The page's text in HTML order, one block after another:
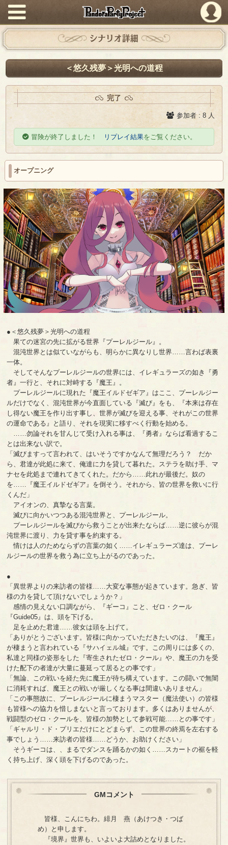
PandoraPartyProject
シナリオ詳細
＜悠久残夢＞光明への道程
完了
参加者 : 8 人
冒険が終了しました！ リプレイ結果をご覧ください。
オープニング
●＜悠久残夢＞光明への道程
果ての迷宮の先に拡がる世界『プーレルジール』。
混沌世界とは似ていながらも、明らかに異なりし世界……言わば表裏
一体。
そしてそんなプーレルジールの世界には、イレギュラーズの如き『勇
者』一行と、それに対峙する『魔王』。
プーレルジールに現れた『魔王イルドゼギア』はここ、プーレルジー
ルだけでなく、混沌世界が今直面している『滅び』をも、『本来は存在
し得ない魔王を作り出す事し、世界が滅びを迎える事、それがこの世界
の運命である』と語り、それを現実に移すべく行動を始める。
……勿論それを甘んじて受け入れる事は、『勇者』ならば看過するこ
とは出来ない訳で。
「滅びますって言われて、はいそうですかなんて無理だろう？ だか
ら、君達が此処に来て、俺達に力を貸して暮れた。ステラを助け手、マ
ナセを此処まで連れてきてくれた。だから……此れが最後だ。奴の
を……『魔王イルドゼギア』を倒そう。それから、皆の世界を救いに行
くんだ」
アイオンの、真摯なる言葉。
滅びに向かいつつある混沌世界と、プーレルジール。
プーレルジールを滅びから救うことが出来たならば……逆に彼らが混
沌世界に渡り、力を貸す事を約束する。
情けは人のためならずの言葉の如く……イレギュラーズ達は、プーレ
ルジールの世界を救う為に立ち上がるのであった。
●
「異世界よりの来訪者の皆様……大変な事態が起きています。急ぎ、皆
様の力を貸して頂けないでしょうか？」
感情の見えない口調ながら、『ギーコ』こと、ゼロ・クール
『Guide05』は、頭を下げる。
足を止めた君達……彼女は頭を上げて。
「ありがとうございます。皆様に向かっていただきたいのは、『魔王』
が棲まうと言われている『サハイェル城』です。この周りには多くの、
私達と同様の姿形をした『寄生されたゼロ・クール』や、魔王の力を受
けた配下の者達が大量に蔓延って居るとの事です」
「無論、この戦いを経た先に魔王が待ち構えています。この闘いで無闇
に消耗すれば、魔王との戦いが厳しくなる事は間違いありません」
「この事態故に、プーレルジールに棲まうマスター（魔法使い）の皆様
も皆様への協力を惜しまないと言っております。多くはありませんが、
戦闘型のゼロ・クールを、皆様の加勢として参戦可能……との事です」
「ギャルリ・ド・プリエだけにとどまらず、この世界の終焉を左右する
事でしょう……来訪者の皆様……どうか、お助けください」
そうギーコは、、まるでダンスを踊るかの如く……スカートの裾を軽
く持ち上げ、深く頭を下げるのであった。
GMコメント
皆様、こんにちわ。緋月 燕（あけつき・つば
め）と申します。
『境界』世界も、いよいよ大詰めとなりました。